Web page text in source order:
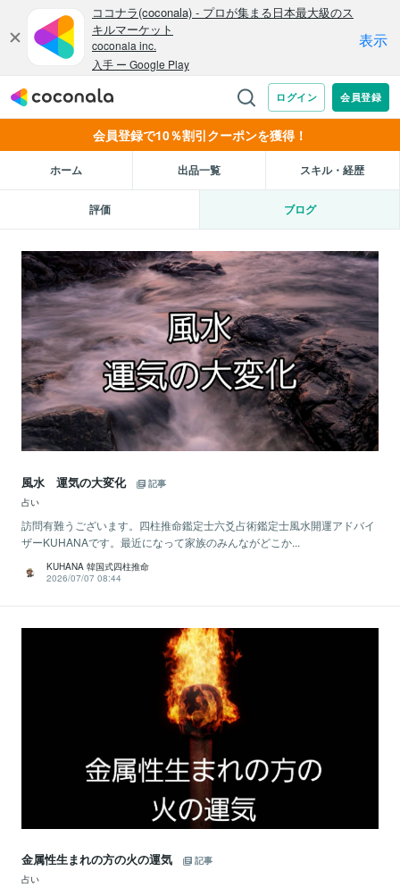
会員登録で10％割引クーポンを獲得！
ホーム 出品一覧 スキル・経歴
評価 ブログ
風水 運気の大変化
記事
占い
訪問有難うございます。四柱推命鑑定士六爻占術鑑定士風水開運アドバイ
ザーKUHANAです。最近になって家族のみんながどこか...
KUHANA 韓国式四柱推命
2026/07/07 08:44
金属性生まれの方の火の運気
記事
占い